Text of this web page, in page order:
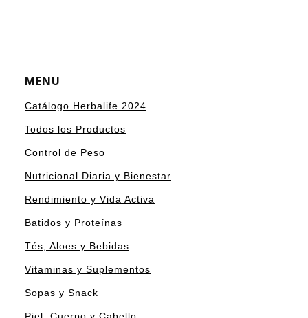
MENU
Catálogo Herbalife 2024
Todos los Productos
Control de Peso
Nutricional Diaria y Bienestar
Rendimiento y Vida Activa
Batidos y Proteínas
Tés, Aloes y Bebidas
Vitaminas y Suplementos
Sopas y Snack